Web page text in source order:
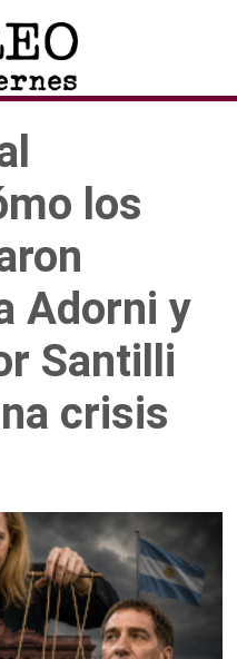
los
Adorni y
Santilli
crisis